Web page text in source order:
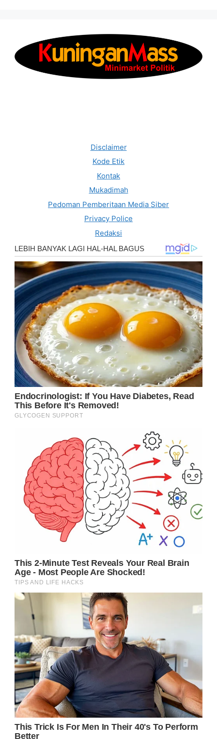
Disclaimer
Kode Etik
Kontak
Mukadimah
Pedoman Pemberitaan Media Siber
Privacy Police
Redaksi